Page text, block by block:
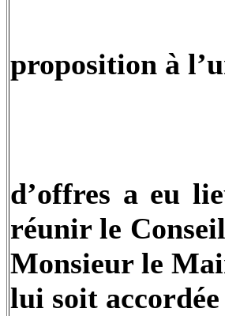
proposition à
d’offres a eu
réunir le
Monsieur le
lui soit